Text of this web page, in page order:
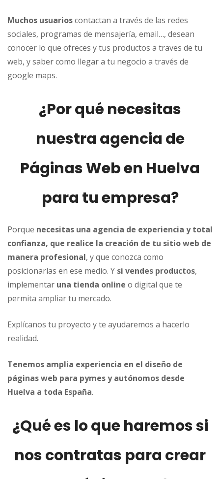
Muchos usuarioscontactan a través de las redes
sociales, programas de mensajería, email…, desean
conocer lo que ofreces y tus productos a traves de tu
web, y saber como llegar a tu negocio a través de
google maps.
¿Por qué necesitas
nuestra agencia de
Páginas Web en Huelva
para tu empresa?
Porque necesitas una agencia de experiencia y total
confianza, que realice la creación de tu sitio web de
manera profesional, y que conozca como
posicionarlas en ese medio. Y si vendes productos,
implementar una tienda online o digital que te
permita ampliar tu mercado.
Explícanos tu proyecto y te ayudaremos a hacerlo
realidad.
Tenemos amplia experiencia en el diseño de
páginas web para pymes y autónomos desde
Huelva a toda España.
¿Qué es lo que haremos si
nos contratas para crear